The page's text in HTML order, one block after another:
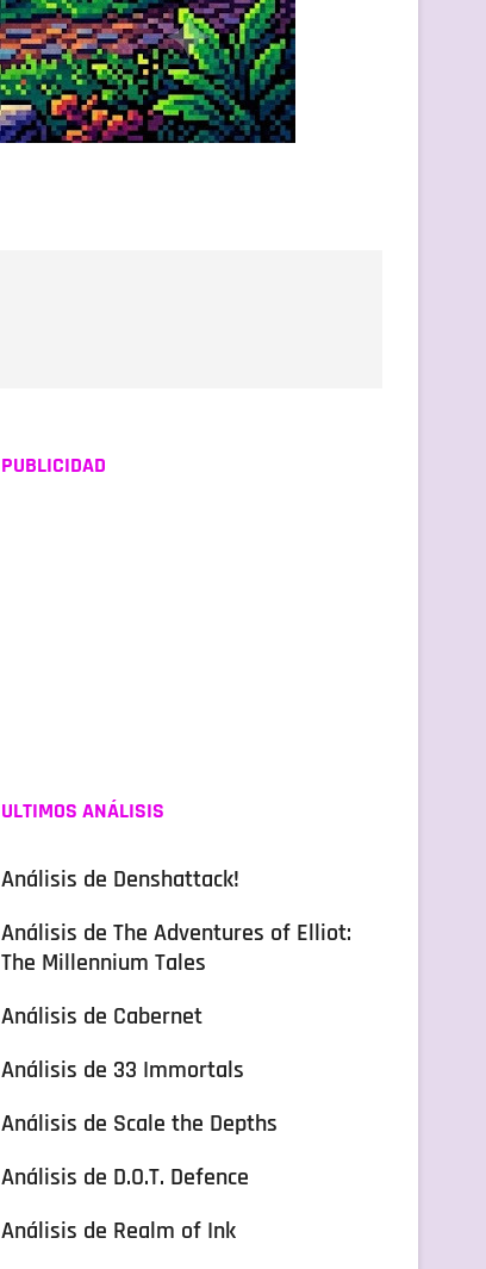
PUBLICIDAD
ULTIMOS ANÁLISIS
Análisis de Denshattack!
Análisis de The Adventures of Elliot:
The Millennium Tales
Análisis de Cabernet
Análisis de 33 Immortals
Análisis de Scale the Depths
Análisis de D.O.T. Defence
Análisis de Realm of Ink